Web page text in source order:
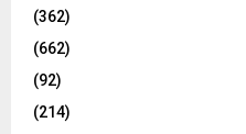
(362)
(662)
(92)
(214)